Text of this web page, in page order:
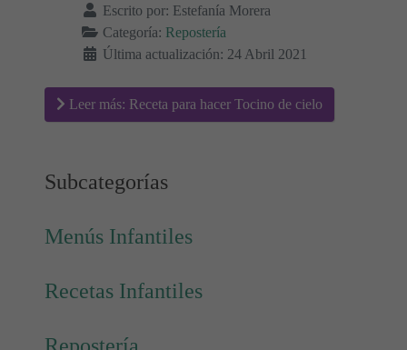
Escrito por: Estefanía Morera
Categoría: Repostería
Última actualización: 24 Abril 2021
Leer más: Receta para hacer Tocino de cielo
Subcategorías
Menús Infantiles
Recetas Infantiles